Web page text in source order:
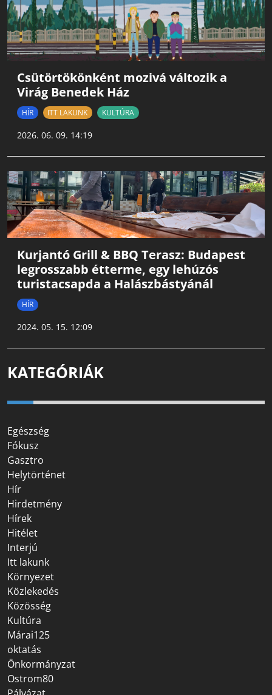
Csütörtökönként mozivá változik a
Virág Benedek Ház
HÍR ITT LAKUNK KULTÚRA
2026. 06. 09. 14:19
Kurjantó Grill & BBQ Terasz: Budapest
legrosszabb étterme, egy lehúzós
turistacsapda a Halászbástyánál
HÍR
2024. 05. 15. 12:09
KATEGÓRIÁK
Egészség
Fókusz
Gasztro
Helytörténet
Hír
Hirdetmény
Hírek
Hitélet
Interjú
Itt lakunk
Környezet
Közlekedés
Közösség
Kultúra
Márai125
oktatás
Önkormányzat
Ostrom80